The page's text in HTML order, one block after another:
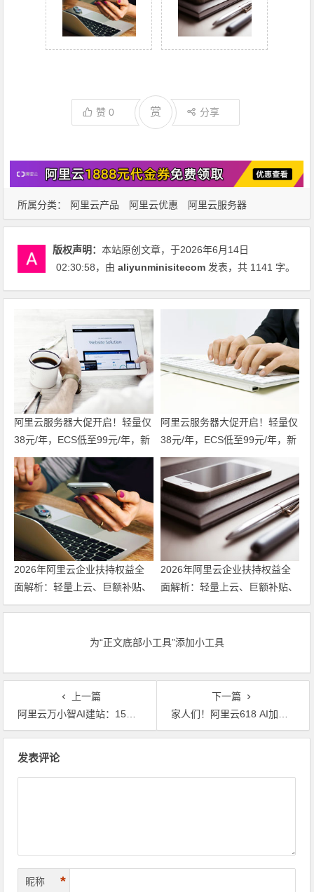
赞0 赏 分享
所属分类： 阿里云产品 阿里云优惠 阿里云服务器
版权声明：本站原创文章，于2026年6月14日
02:30:58，由aliyunminisitecom 发表，共 1141 字。
阿里云服务器大促开启！轻量仅
38元/年，ECS低至99元/年，新
老用户同享福利！u2i年付3折
起，更有第九代c9i/g9i/r9i企业
级实例限时特惠，不容错过！领
代金券
阿里云服务器大促开启！轻量仅
38元/年，ECS低至99元/年，新
老用户同享福利！u2i年付3折
起，更有第九代c9i/g9i/r9i企业
级实例限时特惠，不容错过！
2026年阿里云企业扶持权益全
面解析：轻量上云、巨额补贴、
专家护航三箭齐发 领代金券
2026年阿里云企业扶持权益全
面解析：轻量上云、巨额补贴、
专家护航三箭齐发
为“正文底部小工具”添加小工具
上一篇
阿里云万小智AI建站：15元起享极速建站，送域名！10分钟生成三版网站，轻松覆盖全场景需求！
下一篇
家人们！阿里云618 AI加速季来啦，域名建站大放送！只需15元，就能实现AI建站还送域名哟！新客福利更是炸裂，1元起购，折扣低至0.3折，这波羊毛不薅就亏大啦！
发表评论
昵称 *